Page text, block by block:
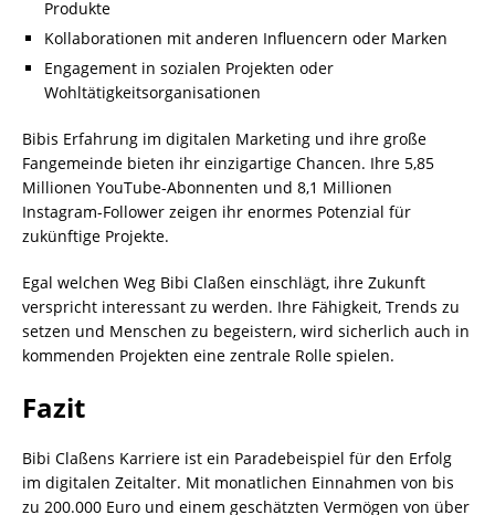
Produkte
Kollaborationen mit anderen Influencern oder Marken
Engagement in sozialen Projekten oder
Wohltätigkeitsorganisationen
Bibis Erfahrung im digitalen Marketing und ihre große
Fangemeinde bieten ihr einzigartige Chancen. Ihre 5,85
Millionen YouTube-Abonnenten und 8,1 Millionen
Instagram-Follower zeigen ihr enormes Potenzial für
zukünftige Projekte.
Egal welchen Weg Bibi Claßen einschlägt, ihre Zukunft
verspricht interessant zu werden. Ihre Fähigkeit, Trends zu
setzen und Menschen zu begeistern, wird sicherlich auch in
kommenden Projekten eine zentrale Rolle spielen.
Fazit
Bibi Claßens Karriere ist ein Paradebeispiel für den Erfolg
im digitalen Zeitalter. Mit monatlichen Einnahmen von bis
zu 200.000 Euro und einem geschätzten Vermögen von über